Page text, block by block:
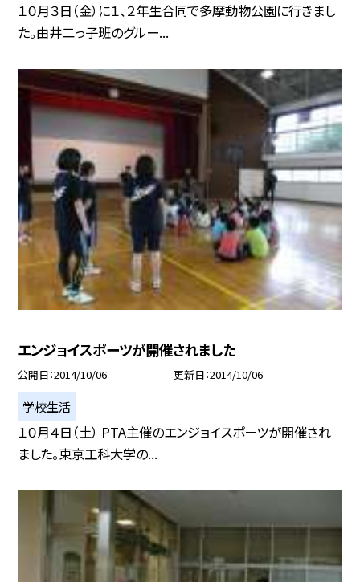
１０月３日（金）に１、２年生合同で多摩動物公園に行きまし
た。由井二っ子班のグルー...
エンジョイスポーツが開催されました
公開日 2014/10/06 更新日 2014/10/06
学校生活
１０月４日（土） PTA主催のエンジョイスポーツが開催され
ました。東京工科大学の...